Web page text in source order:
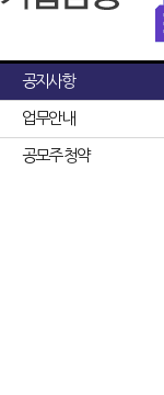
공지사항
업무안내
공모주 청약